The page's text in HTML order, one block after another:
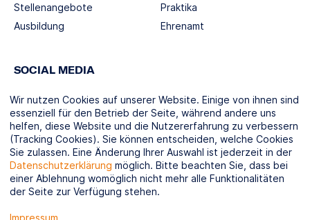
Stellenangebote
Ausbildung
Praktika
Ehrenamt
SOCIAL MEDIA
KOOPERATIONSPARTNER
Wir nutzen Cookies auf unserer Website. Einige von ihnen sind
essenziell für den Betrieb der Seite, während andere uns
helfen, diese Website und die Nutzererfahrung zu verbessern
(Tracking Cookies). Sie können entscheiden, welche Cookies
Sie zulassen. Eine Änderung Ihrer Auswahl ist jederzeit in der
Datenschutzerklärung möglich. Bitte beachten Sie, dass bei
einer Ablehnung womöglich nicht mehr alle Funktionalitäten
der Seite zur Verfügung stehen.